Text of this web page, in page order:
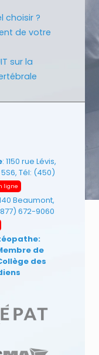
choisir ?
de votre
sur la
: 1150 rue Lévis,
Tél: (450)
ligne
Beaumont,
672-9060
de
des